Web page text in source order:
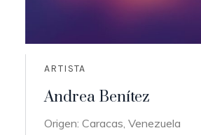
ARTISTA
Andrea Benítez
Origen: Caracas, Venezuela